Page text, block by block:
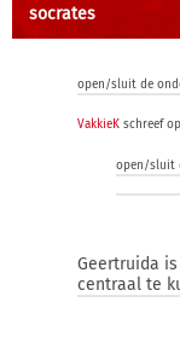
socrates
open/sluit de
VakkieK schreef op
open/sluit
Geertruida
centraal te